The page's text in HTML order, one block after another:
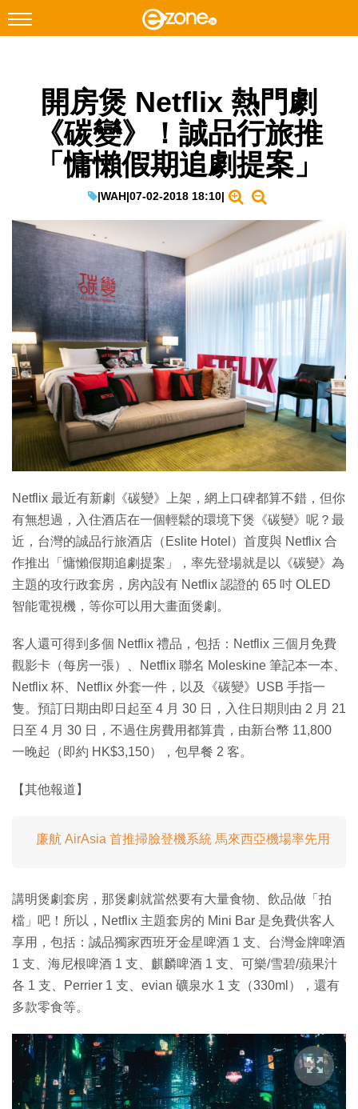
Facebook Instagram
科技焦點
教學評測
EduTech
生成式AI與雲端應用
Enterprise Digital Transformation
特集
開房煲 Netflix 熱門劇
《碳變》！誠品行旅推
「慵懶假期追劇提案」
|WAH|07-02-2018 18:10|
Netflix 最近有新劇《碳變》上架，網上口碑都算不錯，但你
有無想過，入住酒店在一個輕鬆的環境下煲《碳變》呢？最
近，台灣的誠品行旅酒店（Eslite Hotel）首度與 Netflix 合
作推出「慵懶假期追劇提案」，率先登場就是以《碳變》為
主題的攻行政套房，房內設有 Netflix 認證的 65 吋 OLED
智能電視機，等你可以用大畫面煲劇。
客人還可得到多個 Netflix 禮品，包括：Netflix 三個月免費
觀影卡（每房一張）、Netflix 聯名 Moleskine 筆記本一本、
Netflix 杯、Netflix 外套一件，以及《碳變》USB 手指一
隻。預訂日期由即日起至 4 月 30 日，入住日期則由 2 月 21
日至 4 月 30 日，不過住房費用都算貴，由新台幣 11,800
一晚起（即約 HK$3,150），包早餐 2 客。
【其他報道】
廉航 AirAsia 首推掃臉登機系統 馬來西亞機場率先用
講明煲劇套房，那煲劇就當然要有大量食物、飲品做「拍
檔」吧！所以，Netflix 主題套房的 Mini Bar 是免費供客人
享用，包括：誠品獨家西班牙金星啤酒 1 支、台灣金牌啤酒
1 支、海尼根啤酒 1 支、麒麟啤酒 1 支、可樂/雪碧/蘋果汁
各 1 支、Perrier 1 支、evian 礦泉水 1 支（330ml），還有
多款零食等。